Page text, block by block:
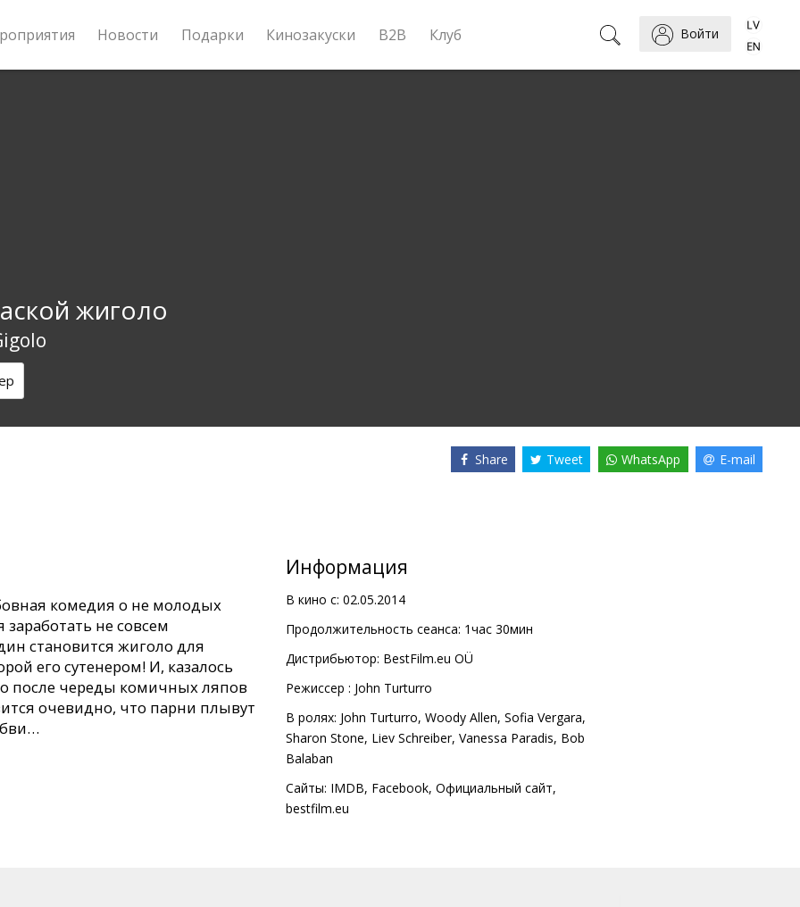
Новости Подарки Кинозакуски B2B Клуб Войти
жиголо
Share Tweet WhatsApp E-mail
комедия о не молодых
не совсем
становится жиголо для
его сутенером! И, казалось
после череды комичных ляпов
очевидно, что парни плывут
Информация
В кино с: 02.05.2014
Продолжительность сеанса: 1час 30мин
Дистрибьютор: BestFilm.eu OÜ
Pежиссер : John Turturro
В ролях: John Turturro, Woody Allen, Sofia Vergara,
Sharon Stone, Liev Schreiber, Vanessa Paradis, Bob
Balaban
Сайты: IMDB, Facebook, Официальный сайт,
bestfilm.eu